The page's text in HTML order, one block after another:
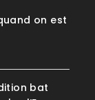
on est
bat